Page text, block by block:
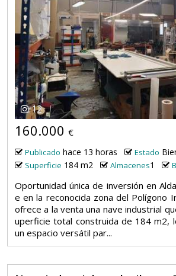
12
160.000 €
Publicado hace 13 horas Estado
Superficie 184 m2 Almacenes1
Oportunidad única de inversión en
e en la reconocida zona del Polígono
ofrece a la venta una nave industrial
uperficie total construida de 184 m2,
un espacio versátil par...